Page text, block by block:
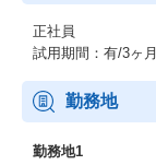
・部門内にはディ
プランナー、マー
じて開発部門と連
あり、研鑽できる
・半期毎のキック
ミュニケーション
正社員
試用期間：有/3ヶ月
勤務地
勤務地1